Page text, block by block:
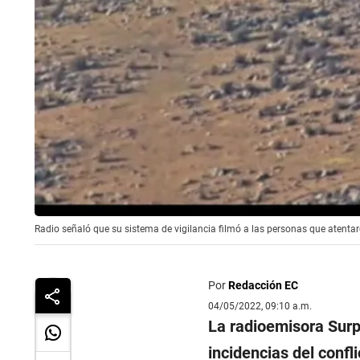
Radio señaló que su sistema de vigilancia filmó a las personas que
PorRedacción EC
04/05/2022, 09:10 a.m.
La radioemisora
incidencias del